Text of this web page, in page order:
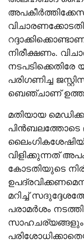
നിരീക്ഷണം.
നടപടിക്കെതിരേ
പരിഗണിച്ച
ബെഞ്ചാണ്
മതിയായ
പിൻബലത്തോടെ
വിളിക്കുന്നത്
കോടതിയുടെ
മറിച്ച്
പരാമർശം